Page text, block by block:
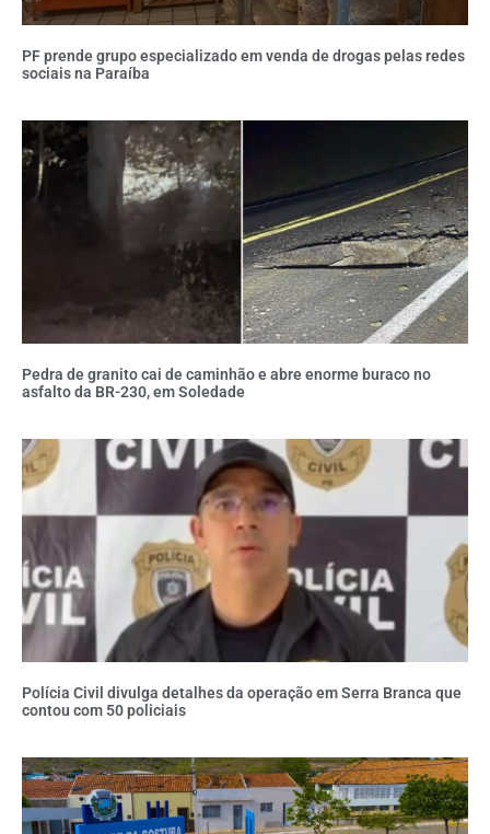
PF prende grupo especializado em venda de drogas pelas redes
sociais na Paraíba
Pedra de granito cai de caminhão e abre enorme buraco no
asfalto da BR-230, em Soledade
Polícia Civil divulga detalhes da operação em Serra Branca que
contou com 50 policiais